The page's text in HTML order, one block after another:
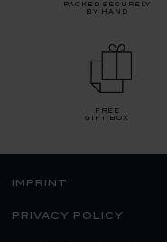
packed securely
by hand
free
gift box
imprint
privacy policy